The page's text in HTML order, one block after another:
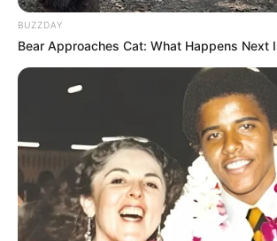
Schluchten,
Wintersportbedingungen gehört das
Partenkirchen zu den schönsten
Hotels in Garmisch-Partenkirchen
Bayerischer Wald
Mit seinen dichten,
und seinen hohen
Bayerische Wald eines
BUZZDAY
Bear Approaches Cat: What Happens Next